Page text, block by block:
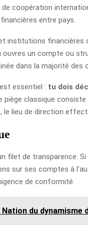
coopération
entre pays.
institutions
un compte ou
dans la majorité des
essentiel : tu dois
classique
le lieu de direction
filet de transparence.
sur ses comptes à
de conformité.
Nation du dynamisme